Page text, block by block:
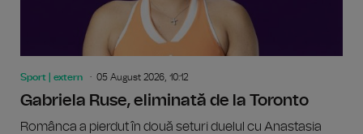
Sport | extern 05 August 2026, 10:12
Gabriela Ruse, eliminată de la Toronto
Românca a pierdut în două seturi duelul cu Anastasia